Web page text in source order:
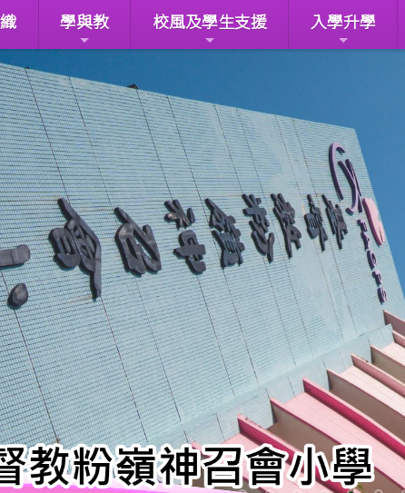
學與教 校風及學生支援 入學升學